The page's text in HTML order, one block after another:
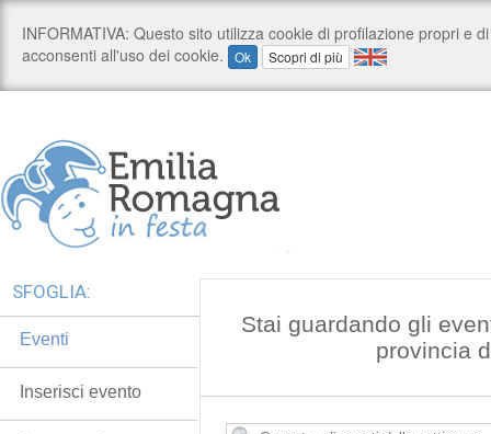
Stai guardando gli
provincia
SFOGLIA:
Eventi
Inserisci evento